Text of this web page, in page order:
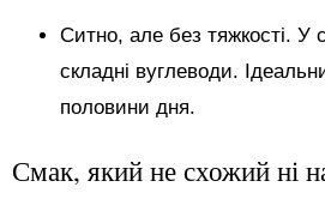
Ситно, але без тяжкості. У
складні вуглеводи.
половини дня.
Смак, який не схожий ні